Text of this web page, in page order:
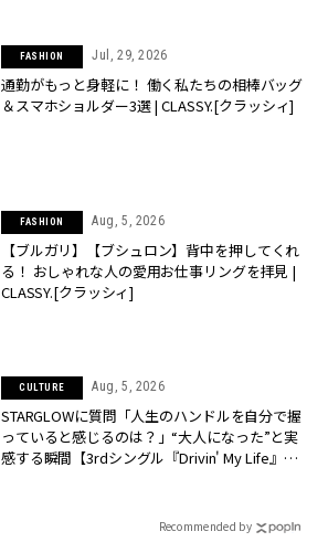
FASHION Jul, 29, 2026
通勤がもっと身軽に！ 働く私たちの相棒バッグ
＆スマホショルダー3選 | CLASSY.[クラッシィ]
FASHION Aug, 5, 2026
【ブルガリ】【ブシュロン】背中を押してくれ
る！ おしゃれな人の愛用お仕事リングを拝見 |
CLASSY.[クラッシィ]
CULTURE Aug, 5, 2026
STARGLOWに質問「人生のハンドルを自分で握
っていると感じるのは？」“大️人になった”と実
感する瞬間【3rdシングル『Drivin' My Life』発
Recommended by